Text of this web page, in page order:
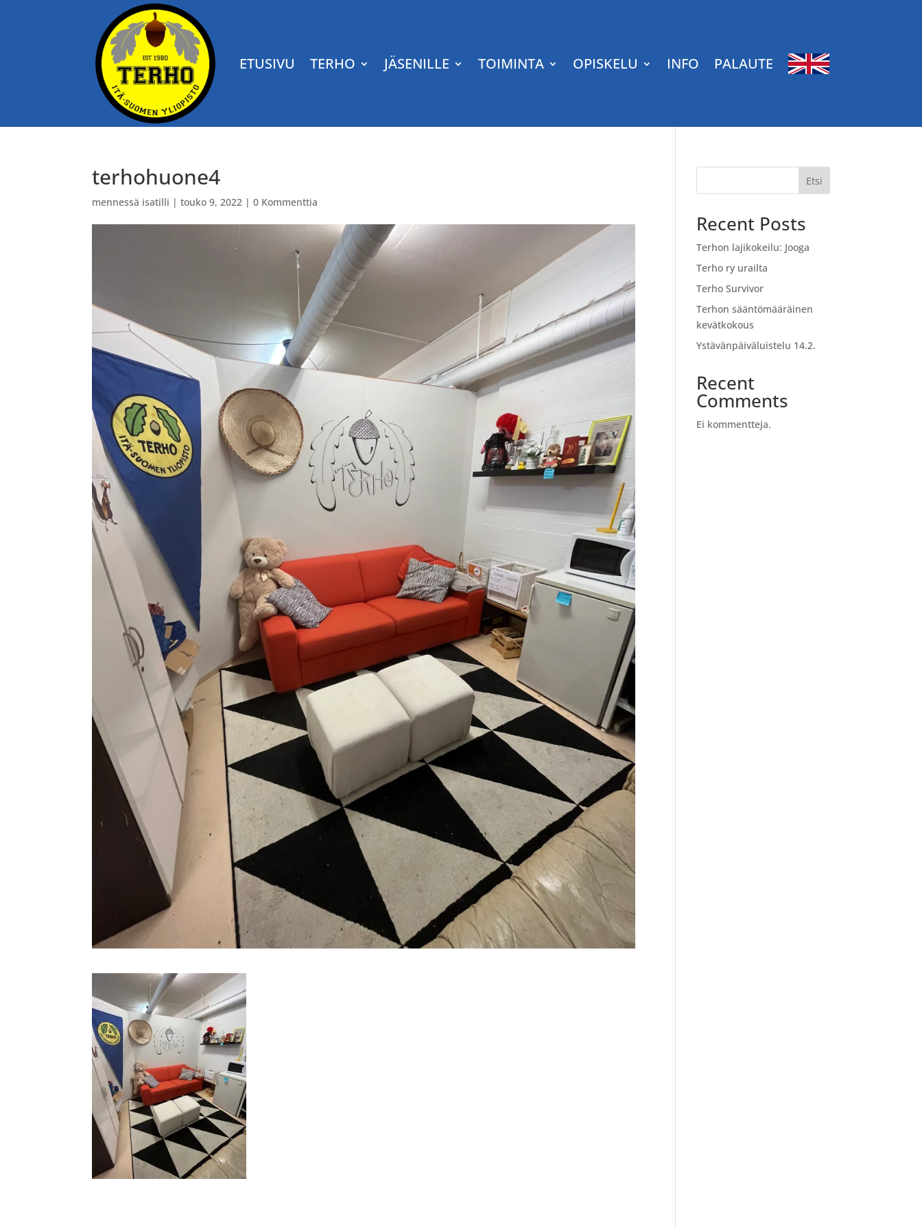
ETUSIVU TERHO JÄSENILLE TOIMINTA OPISKELU INFO PALAUTE
terhohuone4
mennessä isatilli |touko 9, 2022 |0 Kommenttia
Etsi
Recent Posts
Terhon lajikokeilu: Jooga
Terho ry urailta
Terho Survivor
Terhon sääntömääräinen
kevätkokous
Ystävänpäiväluistelu 14.2.
Recent
Comments
Ei kommentteja.